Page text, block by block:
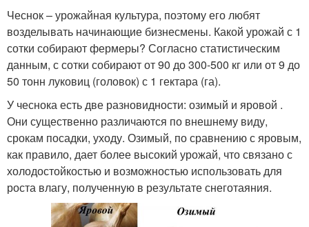
Чеснок – урожайная культура, поэтому его любят
возделывать начинающие бизнесмены. Какой урожай с 1
сотки собирают фермеры? Согласно статистическим
данным, с сотки собирают от 90 до 300-500 кг или от 9 до
50 тонн луковиц (головок) с 1 гектара (га).
У чеснока есть две разновидности: озимый и яровой .
Они существенно различаются по внешнему виду,
срокам посадки, уходу. Озимый, по сравнению с яровым,
как правило, дает более высокий урожай, что связано с
холодостойкостью и возможностью использовать для
роста влагу, полученную в результате снеготаяния.